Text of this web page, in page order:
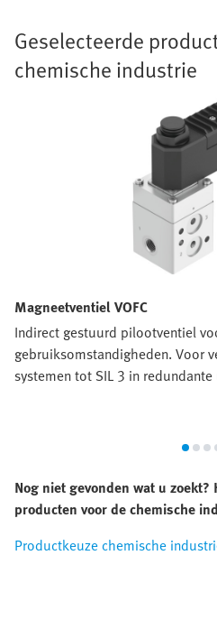
Geselecteerde
chemische industrie
Magneetventiel VOFC
Indirect gestuurd pilootventiel
gebruiksomstandigheden. Voor
systemen tot SIL 3 in
Nog niet gevonden wat u
producten voor de chemische
Productkeuze chemische